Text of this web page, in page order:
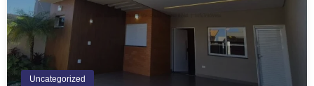
Uncategorized